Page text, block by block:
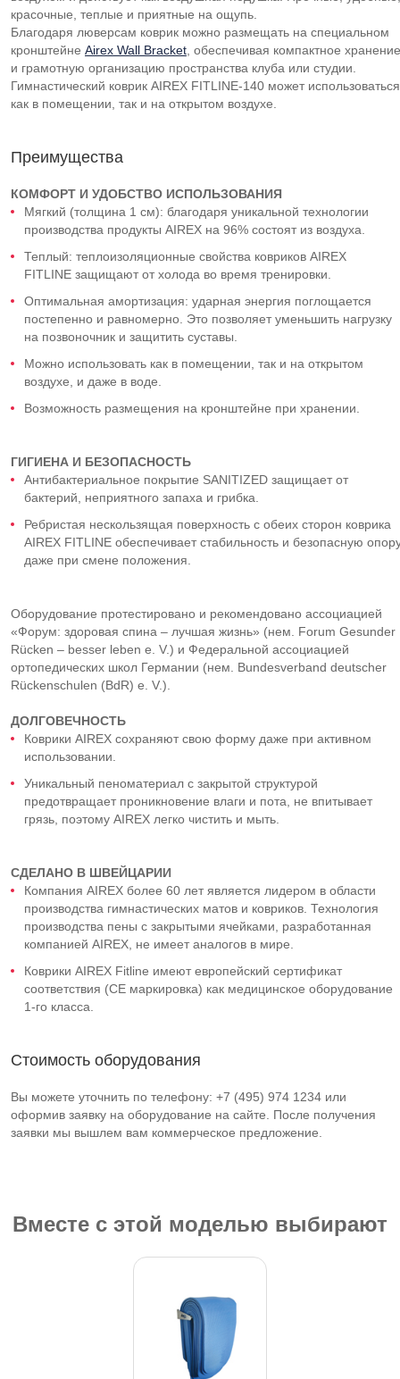
красочные, теплые и приятные на ощупь.
Благодаря люверсам коврик можно размещать на специальном
кронштейне Airex Wall Bracket , обеспечивая компактное хранение
и грамотную организацию пространства клуба или студии.
Гимнастический коврик AIREX FITLINE-140 может использоваться
как в помещении, так и на открытом воздухе.
Преимущества
КОМФОРТ И УДОБСТВО ИСПОЛЬЗОВАНИЯ
Мягкий (толщина 1 см): благодаря уникальной технологии
производства продукты AIREX на 96% состоят из воздуха.
Теплый: теплоизоляционные свойства ковриков AIREX
FITLINE защищают от холода во время тренировки.
Оптимальная амортизация: ударная энергия поглощается
постепенно и равномерно. Это позволяет уменьшить нагрузку
на позвоночник и защитить суставы.
Можно использовать как в помещении, так и на открытом
воздухе, и даже в воде.
Возможность размещения на кронштейне при хранении.
ГИГИЕНА И БЕЗОПАСНОСТЬ
Антибактериальное покрытие SANITIZED защищает от
бактерий, неприятного запаха и грибка.
Ребристая нескользящая поверхность с обеих сторон коврика
AIREX FITLINE обеспечивает стабильность и безопасную
даже при смене положения.
Оборудование протестировано и рекомендовано ассоциацией
«Форум: здоровая спина – лучшая жизнь» (нем. Forum Gesunder
Rücken – besser leben e. V.) и Федеральной ассоциацией
ортопедических школ Германии (нем. Bundesverband deutscher
Rückenschulen (BdR) e. V.).
ДОЛГОВЕЧНОСТЬ
Коврики AIREX сохраняют свою форму даже при активном
использовании.
Уникальный пеноматериал с закрытой структурой
предотвращает проникновение влаги и пота, не впитывает
грязь, поэтому AIREX легко чистить и мыть.
СДЕЛАНО В ШВЕЙЦАРИИ
Компания AIREX более 60 лет является лидером в области
производства гимнастических матов и ковриков. Технология
производства пены с закрытыми ячейками, разработанная
компанией AIREX, не имеет аналогов в мире.
Коврики AIREX Fitline имеют европейский сертификат
соответствия (CE маркировка) как медицинское оборудование
1-го класса.
Стоимость оборудования
Вы можете уточнить по телефону: +7 (495) 974 1234 или
оформив заявку на оборудование на сайте. После получения
заявки мы вышлем вам коммерческое предложение.
Вместе с этой моделью выбирают